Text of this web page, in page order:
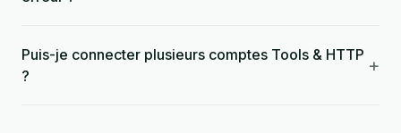
Puis-je connecter plusieurs comptes Tools & HTTP
?
+